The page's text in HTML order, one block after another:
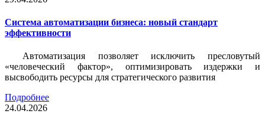
Система автоматизации бизнеса: новый стандарт
эффективности
Автоматизация позволяет исключить пресловутый
«человеческий фактор», оптимизировать издержки и
высвободить ресурсы для стратегического развития
Подробнее
24.04.2026